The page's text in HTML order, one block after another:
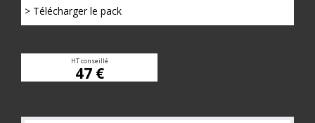
> Télécharger le pack
HT conseillé
47 €